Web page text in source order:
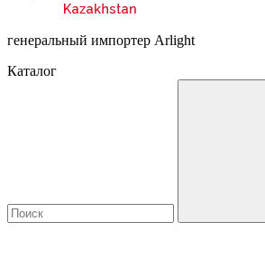
генеральный импортер Arlight
Каталог